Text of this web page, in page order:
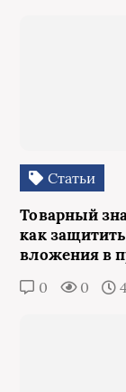
Статьи
Товарный
как
вложения в
0 0